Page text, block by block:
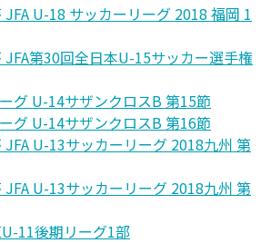
JFA U-18 サッカーリーグ 2018 福岡 1
JFA第30回全日本U-15サッカー選手権
グ U-14サザンクロスB 第15節
グ U-14サザンクロスB 第16節
JFA U-13サッカーリーグ 2018九州 第
JFA U-13サッカーリーグ 2018九州 第
U-11後期リーグ1部